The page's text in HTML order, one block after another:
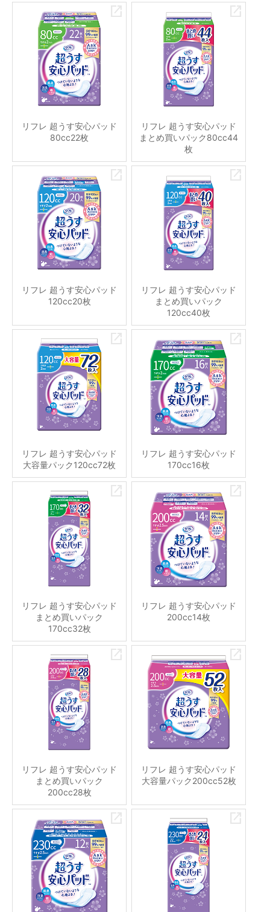
リフレ 超うす安心パッド
80cc22枚
リフレ 超うす安心パッド
まとめ買いパック80cc44
枚
リフレ 超うす安心パッド
120cc20枚
リフレ 超うす安心パッド
まとめ買いパック
120cc40枚
リフレ 超うす安心パッド
大容量パック120cc72枚
リフレ 超うす安心パッド
170cc16枚
リフレ 超うす安心パッド
まとめ買いパック
170cc32枚
リフレ 超うす安心パッド
200cc14枚
リフレ 超うす安心パッド
まとめ買いパック
200cc28枚
リフレ 超うす安心パッド
大容量パック200cc52枚